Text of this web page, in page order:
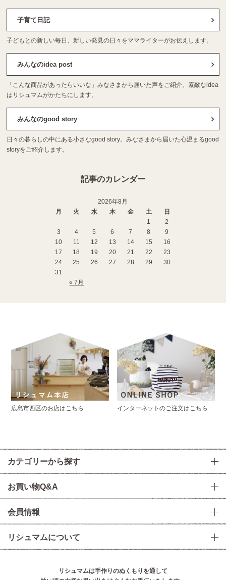
子育て日記
子どもとの新しい毎日、新しい発見の日々をママライターがお伝えします。
みんなのidea post
「こんな商品があったらいいな」みなさまから届いた声をご紹介。素敵なidea
はリシュマムがかたちにします。
みんなのgood story
日々の暮らしの中にある小さなgood story。みなさまから届いた心温まるgood
storyをご紹介します。
記事のカレンダー
2026年8月
月
火 水 木 金 土 日
« 7月
1
2
3
4 5 6 7 8
9
10
11 12 13 14 15
16
17
18 19 20 21 22
23
24
25 26 27 28 29
30
31
広島市西区のお店はこちら インターネットのご注文はこちら
カテゴリーから探す
お買い物Q&A
会員情報
リシュマムについて
リシュマムは手作りのぬくもりを通して